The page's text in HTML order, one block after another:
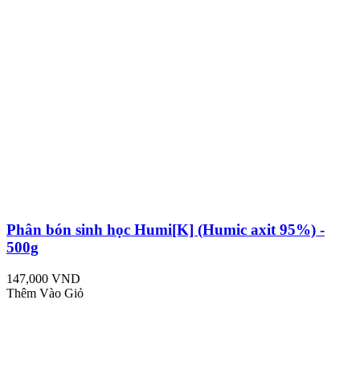
Phân bón sinh học Humi[K] (Humic axit 95%) -
500g
147,000 VND
Thêm Vào Giỏ